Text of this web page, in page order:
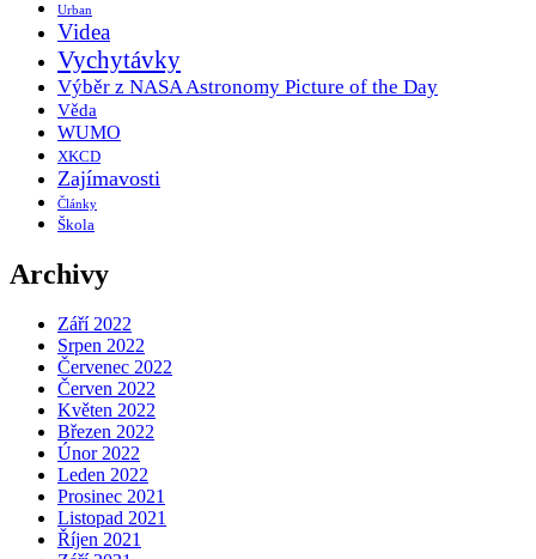
Urban
Videa
Vychytávky
Výběr z NASA Astronomy Picture of the Day
Věda
WUMO
XKCD
Zajímavosti
Články
Škola
Archivy
Září 2022
Srpen 2022
Červenec 2022
Červen 2022
Květen 2022
Březen 2022
Únor 2022
Leden 2022
Prosinec 2021
Listopad 2021
Říjen 2021